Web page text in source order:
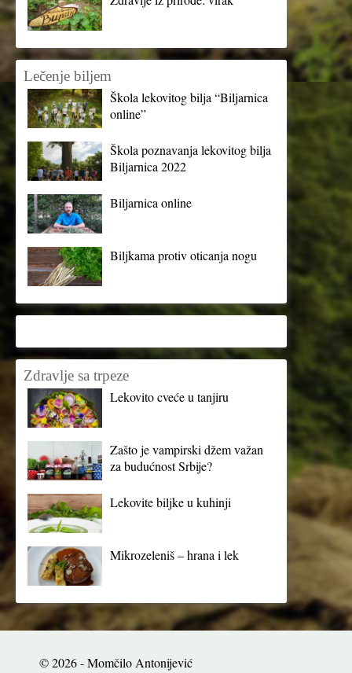
Lečenje biljem
Škola lekovitog bilja “Biljarnica
online”
Škola poznavanja lekovitog bilja
Biljarnica 2022
Biljarnica online
Biljkama protiv oticanja nogu
Zdravlje sa trpeze
Lekovito cveće u tanjiru
Zašto je vampirski džem važan
za budućnost Srbije?
Lekovite biljke u kuhinji
Mikrozeleniš – hrana i lek
© 2026 - Momčilo Antonijević